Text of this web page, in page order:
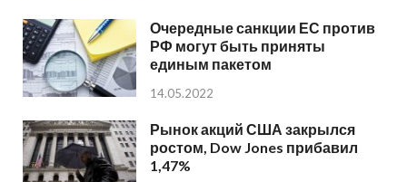
Очередные санкции ЕС против
РФ могут быть приняты
единым пакетом
14.05.2022
Рынок акций США закрылся
ростом, Dow Jones прибавил
1,47%